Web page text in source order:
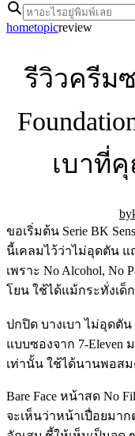
hometopicreview
รีวิวครีม
เบาที่
ขอเริ่มต้น Serie BK
นี้เคลมไว้ว่าไม่อุดตัน
เพราะ No Alcohol, No
โยน ใช้ได้แม้กระทั่งเด็
ปกปิด บางเบา ไม่อุดตั
แบบซองจาก 7-Eleven
เท่านั้น ใช้ได้นานพอส
Bare Face หน้าสด No
จะเห็นว่าหน้าเปื่อยมา